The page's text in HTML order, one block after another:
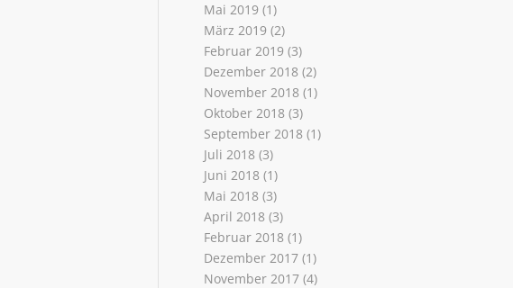
Mai 2019 (1)
März 2019 (2)
Februar 2019 (3)
Dezember 2018 (2)
November 2018 (1)
Oktober 2018 (3)
September 2018 (1)
Juli 2018 (3)
Juni 2018 (1)
Mai 2018 (3)
April 2018 (3)
Februar 2018 (1)
Dezember 2017 (1)
November 2017 (4)